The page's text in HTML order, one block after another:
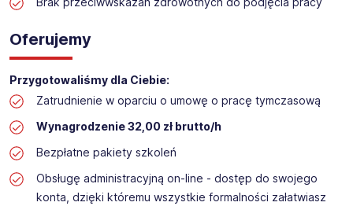
Oferujemy
Przygotowaliśmy dla Ciebie:
Zatrudnienie w oparciu o umowę o pracę tymczasową
Wynagrodzenie 32,00 zł brutto/h
Bezpłatne pakiety szkoleń
Obsługę administracyjną on-line - dostęp do swojego
konta, dzięki któremu wszystkie formalności załatwiasz